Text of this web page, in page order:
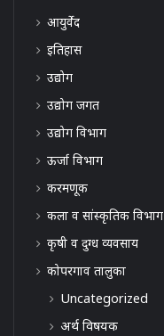
आयुर्वेद
इतिहास
उद्योग
उद्योग जगत
उद्योग विभाग
ऊर्जा विभाग
करमणूक
कला व सांस्कृतिक विभाग
कृषी व दुग्ध व्यवसाय
कोपरगाव तालुका
Uncategorized
अर्थ विषयक